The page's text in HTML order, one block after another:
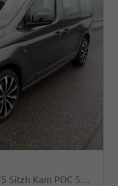
Basis 2.0 TDI DSG 7 Sitzer GV5 Sitzh Kam PDC Sport Edition